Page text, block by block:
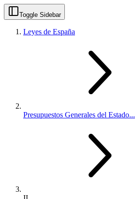
Toggle Sidebar
Leyes de España
Presupuestos Generales del Estado...